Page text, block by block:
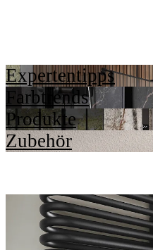
Expertentipps
Farbtrends
Produkte
Zubehör